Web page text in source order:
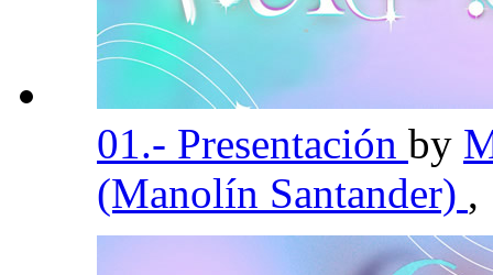
01.- Presentación by
(Manolín Santander) ,